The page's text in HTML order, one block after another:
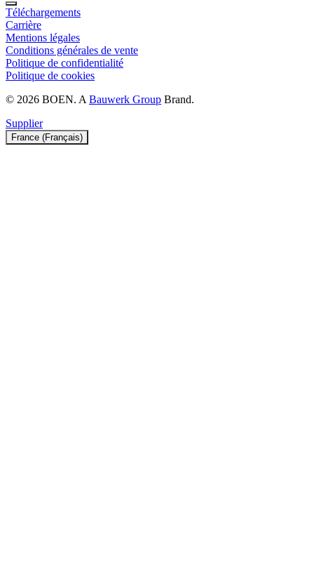
Téléchargements
Carrière
Mentions légales
Conditions générales de vente
Politique de confidentialité
Politique de cookies
© 2026 BOEN. ABauwerk Group Brand.
Supplier
France (Français)